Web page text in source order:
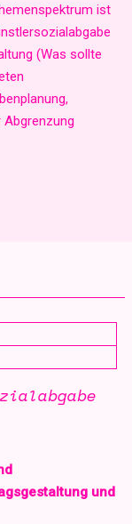
ist
(Was sollte
und